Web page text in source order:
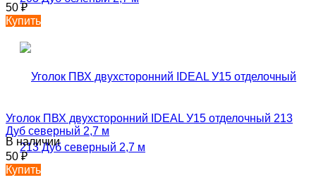
50₽
Купить
Уголок ПВХ двухсторонний IDEAL У15 отделочный 213
Дуб северный 2,7 м
В наличии
50₽
Купить